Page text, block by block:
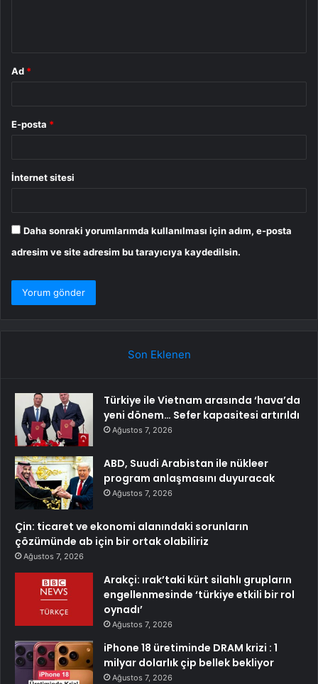
Ad *
E-posta *
İnternet sitesi
Daha sonraki yorumlarımda kullanılması için adım, e-posta
adresim ve site adresim bu tarayıcıya kaydedilsin.
Son Eklenen
Türkiye ile Vietnam arasında ‘hava’da
yeni dönem… Sefer kapasitesi artırıldı
Ağustos 7, 2026
ABD, Suudi Arabistan ile nükleer
program anlaşmasını duyuracak
Ağustos 7, 2026
Çin: ticaret ve ekonomi alanındaki sorunların
çözümünde ab için bir ortak olabiliriz
Ağustos 7, 2026
Arakçi: ırak’taki kürt silahlı grupların
engellenmesinde ‘türkiye etkili bir rol
oynadı’
Ağustos 7, 2026
iPhone 18 üretiminde DRAM krizi : 1
milyar dolarlık çip bellek bekliyor
Ağustos 7, 2026